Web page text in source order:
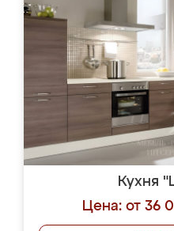
Кухня
Цена: от 36